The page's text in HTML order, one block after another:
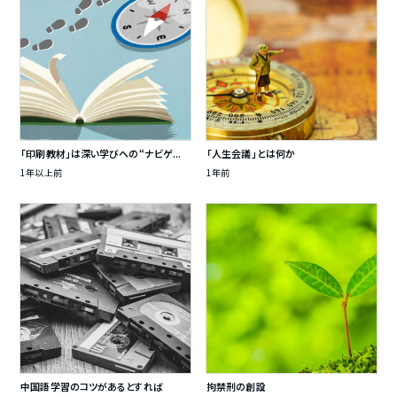
「印刷教材」は深い学びへの“ナビゲ...
1年以上前
「人生会議」とは何か
1年前
中国語学習のコツがあるとすれば 拘禁刑の創設